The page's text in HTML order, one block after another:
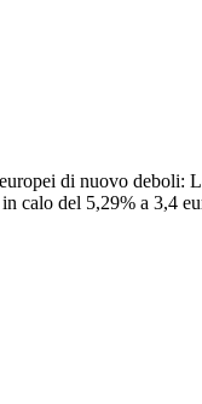
di nuovo deboli:
calo del 5,29% a 3,4